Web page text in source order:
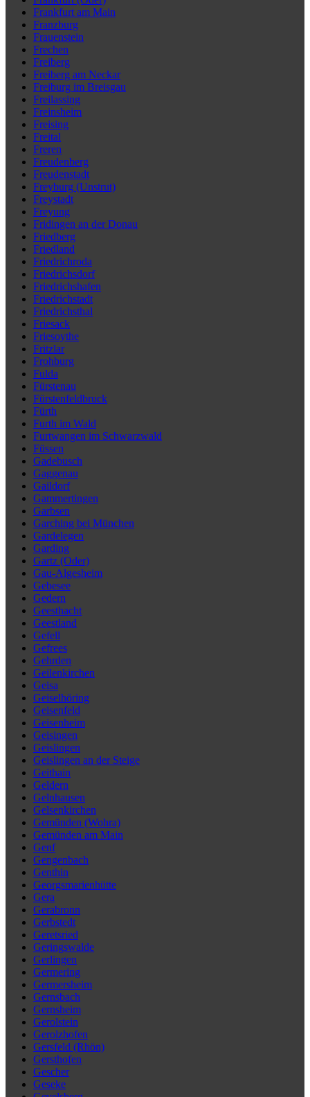
Frankfurt am Main
Franzburg
Frauenstein
Frechen
Freiberg
Freiberg am Neckar
Freiburg im Breisgau
Freilassing
Freinsheim
Freising
Freital
Freren
Freudenberg
Freudenstadt
Freyburg (Unstrut)
Freystadt
Freyung
Fridingen an der Donau
Friedberg
Friedland
Friedrichroda
Friedrichsdorf
Friedrichshafen
Friedrichstadt
Friedrichsthal
Friesack
Friesoythe
Fritzlar
Frohburg
Fulda
Fürstenau
Fürstenfeldbruck
Fürth
Furth im Wald
Furtwangen im Schwarzwald
Füssen
Gadebusch
Gaggenau
Gaildorf
Gammertingen
Garbsen
Garching bei München
Gardelegen
Garding
Gartz (Oder)
Gau-Algesheim
Gebesee
Gedern
Geesthacht
Geestland
Gefell
Gefrees
Gehrden
Geilenkirchen
Geisa
Geiselhöring
Geisenfeld
Geisenheim
Geisingen
Geislingen
Geislingen an der Steige
Geithain
Geldern
Gelnhausen
Gelsenkirchen
Gemünden (Wohra)
Gemünden am Main
Genf
Gengenbach
Genthin
Georgsmarienhütte
Gera
Gerabronn
Gerbstedt
Geretsried
Geringswalde
Gerlingen
Germering
Germersheim
Gernsbach
Gernsheim
Gerolstein
Gerolzhofen
Gersfeld (Rhön)
Gersthofen
Gescher
Geseke